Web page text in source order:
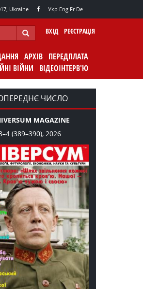
Ukraine Укр Eng Fr De
ВХІД РЕЄСТРАЦІЯ
АРХІВ ПЕРЕДПЛАТА
ВІЙНИ ВІДЕОІНТЕРВ'Ю
ЧИСЛО
MAGAZINE
(389–390), 2026